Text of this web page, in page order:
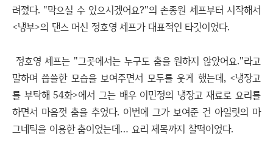
려졌다. "막으실 수 있으시겠어요?"의 손종원 셰프부터 시작해서
<냉부>의 댄스 머신 정호영 세프가 대표적인 타깃이었다.
정호영 셰프는 "그곳에서는 누구도 춤을 원하지 않았어요."라고
말하며 씁쓸한 모습을 보여주면서 모두를 웃게 했는데, <냉장고
를 부탁해 54화>에서 그는 배우 이민정의 냉장고 재료로 요리를
하면서 마음껏 춤을 추었다. 이번에 그가 보여준 건 아일릿의 마
그네틱을 이용한 춤이었는데… 요리 제목까지 찰떡이었다.